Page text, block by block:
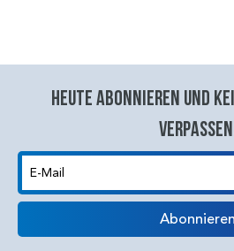
Heute abonnieren und
E-Mail
Abonnieren